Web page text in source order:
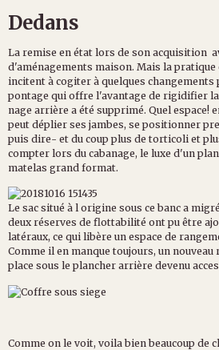
Dedans
La remise en état lors de son acquisition
d'aménagements maison. Mais la
incitent à cogiter à quelques changements
pontage qui offre l'avantage de rigidifier la
nage arrière a été supprimé. Quel
peut déplier ses jambes, se positionner
puis dire- et du coup plus de torticoli et
compter lors du cabanage, le luxe d'un
matelas grand format.
Le sac situé à l origine sous ce banc a
deux réserves de flottabilité ont pu être
latéraux, ce qui libère un espace de
Comme il en manque toujours, un
place sous le plancher arrière devenu
Comme on le voit, voila bien beaucoup de